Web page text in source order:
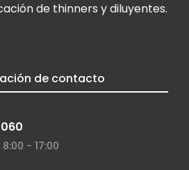
de thinners y diluyentes.
de contacto
- 17:00